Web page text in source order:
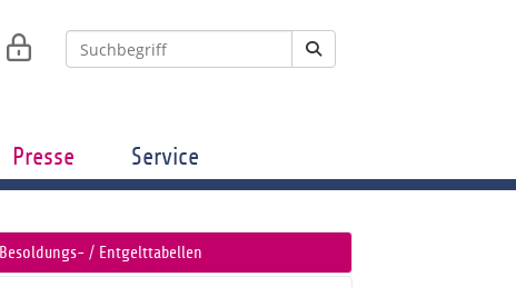
Presse Service
Besoldungs- / Entgelttabellen